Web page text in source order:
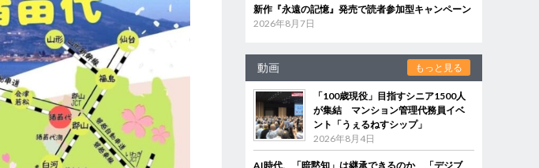
新作『永遠の記憶』発売で読者参加型キャンペーン
2026年8月7日
動画 もっと見る
「100歳現役」目指すシニア1500人
が集結 マンション管理代務員イベ
ント「うぇるねすシップ」
2026年8月4日
AI時代、「暗黙知」は継承できるのか 「デジブ